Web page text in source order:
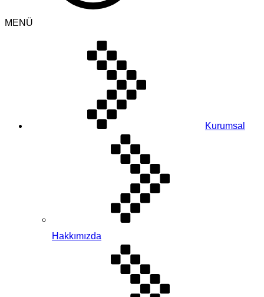
MENÜ
Kurumsal
Hakkımızda